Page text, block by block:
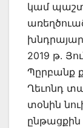
կամ
2019 թ.
Պըրբանք
Ղեւոնդ
տօնին
ընթացքին